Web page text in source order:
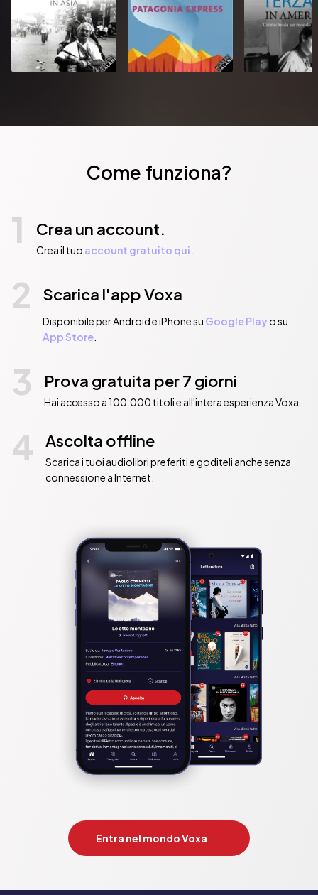
Come funziona?
1 Crea un account.
Crea il tuo account gratuito qui.
2 Scarica l'app Voxa
Disponibile per Android e iPhone su Google Playo su
App Store.
3 Prova gratuita per 7 giorni
Hai accesso a 100.000 titoli e all'intera esperienza Voxa.
4 Ascolta offline
Scarica i tuoi audiolibri preferiti e goditeli anche senza
connessione a Internet.
Entra nel mondo Voxa